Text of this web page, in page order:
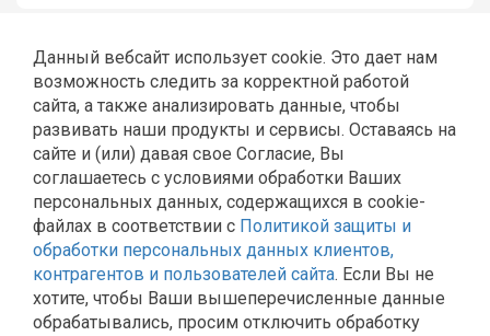
Данный вебсайт использует cookie. Это дает нам
возможность следить за корректной работой
сайта, а также анализировать данные, чтобы
развивать наши продукты и сервисы. Оставаясь на
сайте и (или) давая свое Согласие, Вы
соглашаетесь с условиями обработки Ваших
персональных данных, содержащихся в cookie-
файлах в соответствии с Политикой защиты и
обработки персональных данных клиентов,
контрагентов и пользователей сайта. Если Вы не
хотите, чтобы Ваши вышеперечисленные данные
обрабатывались, просим отключить обработку
ГЛАВНАЯРЕМОНТ JCB ШЛАНГИ РВДСТЕКЛА JCB
КАТАЛОГ КОНТАКТЫ
Политика Общества с ограниченной ответственностью
«Эльторг» в отношении обработки персональных
данных
Согласие на обработку персональных данных